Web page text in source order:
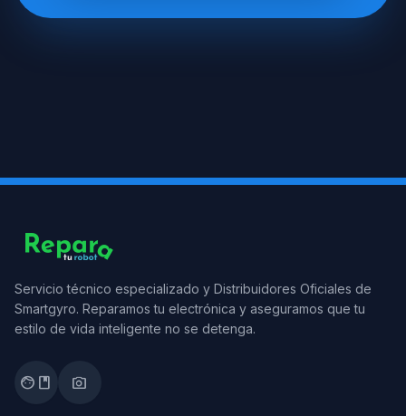
Servicio técnico especializado y Distribuidores Oficiales de
Smartgyro. Reparamos tu electrónica y aseguramos que tu
estilo de vida inteligente no se detenga.
facebook photo_camera